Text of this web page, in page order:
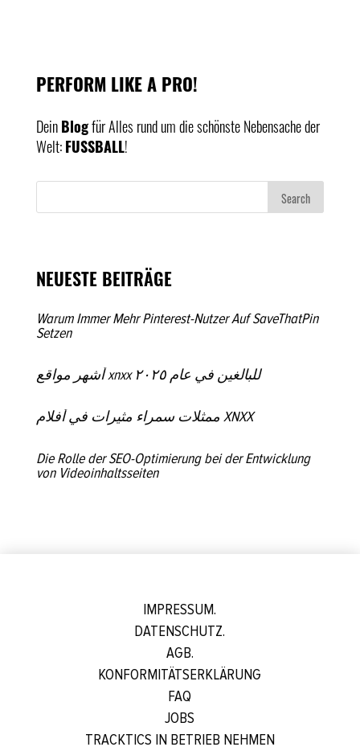
PERFORM LIKE A PRO!
DeinBlogfür Alles rund um die schönste Nebensache der
Welt:FUSSBALL!
NEUESTE BEITRÄGE
Warum Immer Mehr Pinterest-Nutzer Auf SaveThatPin
Setzen
أشهر مواقع xnxx للبالغين في عام ٢٠٢٥
ممثلات سمراء مثيرات في أفلام XNXX
Die Rolle der SEO-Optimierung bei der Entwicklung
von Videoinhaltsseiten
IMPRESSUM.
DATENSCHUTZ.
AGB.
KONFORMITÄTSERKLÄRUNG
FAQ
JOBS
TRACKTICS IN BETRIEB NEHMEN